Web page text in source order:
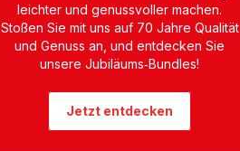
leichter und genussvoller machen.
Stoßen Sie mit uns auf 70 Jahre Qualität
und Genuss an, und entdecken Sie
unsere Jubiläums‑Bundles!
Jetzt entdecken